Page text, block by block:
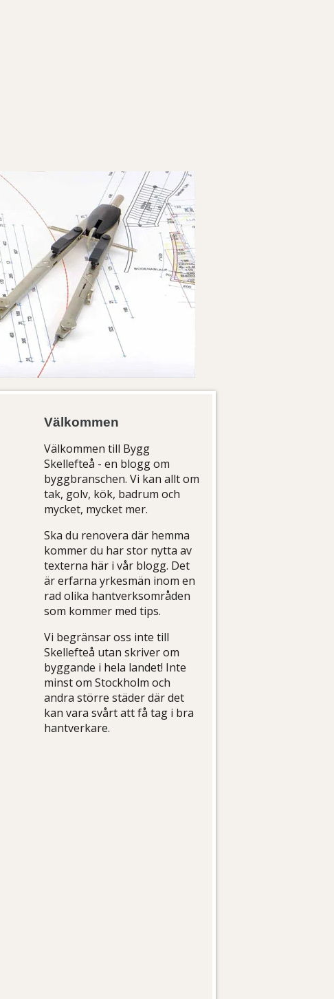
Välkommen
Välkommen till Bygg
Skellefteå - en blogg om
byggbranschen. Vi kan allt om
tak, golv, kök, badrum och
mycket, mycket mer.
Ska du renovera där hemma
kommer du har stor nytta av
texterna här i vår blogg. Det
är erfarna yrkesmän inom en
rad olika hantverksområden
som kommer med tips.
Vi begränsar oss inte till
Skellefteå utan skriver om
byggande i hela landet! Inte
minst om Stockholm och
andra större städer där det
kan vara svårt att få tag i bra
hantverkare.